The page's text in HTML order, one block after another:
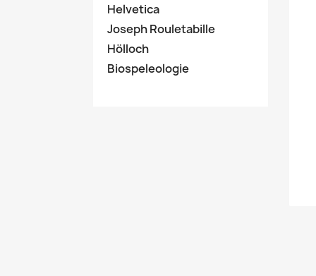
Helvetica
Joseph Rouletabille
Hölloch
Biospeleologie